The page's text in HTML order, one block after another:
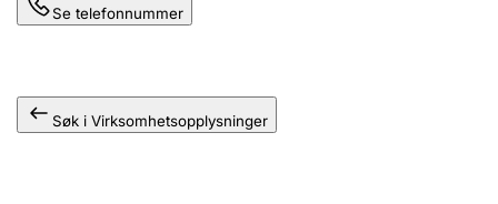
Se telefonnummer
Søk i Virksomhetsopplysninger